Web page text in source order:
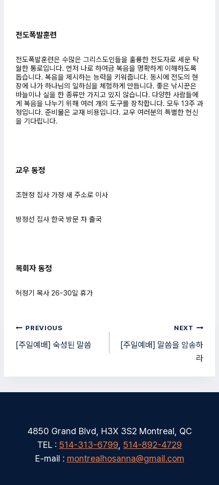
전도폭발훈련
전도폭발훈련은 수많은 그리스도인들을 훌륭한 전도자로 세운 탁
월한 통로입니다. 먼저 나로 하여금 복음을 명확하게 이해하도록
돕습니다. 복음을 제시하는 능력을 키워줍니다. 동시에 전도의 현
장에 나가 하나님의 일하심을 체험하게 만듭니다. 좋은 낚시꾼은
바늘이나 실을 한 종류만 가지고 있지 않습니다. 다양한 사람들에
게 복음을 나누기 위해 여러 개의 도구를 장착합니다. 모두 13주 과
정입니다. 준비물은 교재 비용입니다. 교우 여러분의 특별한 헌신
을 기다립니다.
교우 동정
조현정 집사 가정 새 주소로 이사
방정선 집사 한국 방문 차 출국
목회자 동정
허정기 목사 26-30일 휴가
글
탐
PREVIOUS
[주일예배] 숙성된 말씀
NEXT
[주일예배] 말씀을 암송하
라
4850 Grand Blvd, H3X 3S2 Montreal, QC
TEL : 514-313-6799 514-892-4729
E-mail : montrealhosanna@gmail.com